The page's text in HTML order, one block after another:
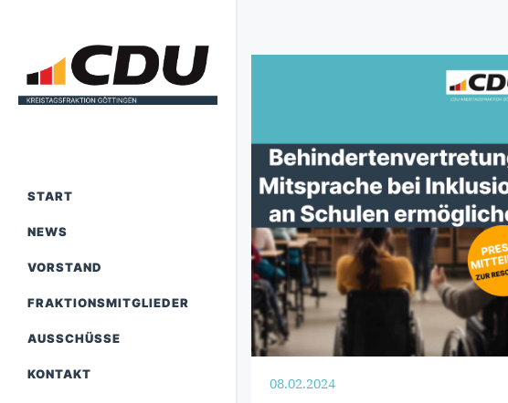
START
NEWS
VORSTAND
FRAKTIONSMITGLIEDER
AUSSCHÜSSE
KONTAKT
08.02.2024